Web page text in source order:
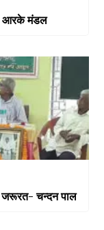
आरके मंडल
जरूरत- चन्दन पाल